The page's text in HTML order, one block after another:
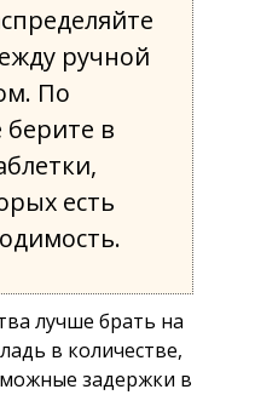
ручной
По
в
есть
лучше брать на
в количестве,
задержки в